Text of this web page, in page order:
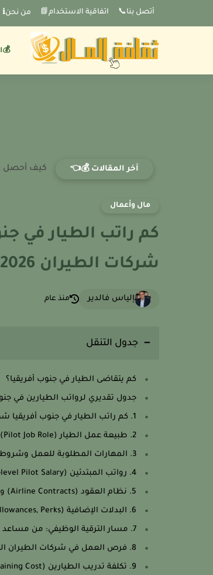
أتصل بنا📞 اتفاقية الاستخدام📘 من نحنℹ️
آخر المقالات 💰👈 كيف أحصل
مال وأعمال
كم راتب الطيار في
شركات الطيران 2026
إلياس فالدير منذ عام
جدول التنقل
كم يتقاضى الطيار في جنوب أفريقيا؟
جدول تقديري لرواتب الطيارين في
1. كم راتب الطيار في جنوب أفريقيا شهرياً وسنوياً؟ تحليل الدخل الشامل.
2. طبيعة عمل الطيار (Pilot Job Role) والمسؤوليات القيادية في جنوب أفريقيا.
3. المهارات المطلوبة للعمل وشروط القبول في شركات الطيران الجنوب أفريقية.
4. رواتب المبتدئين (Entry-level Pilot Salary) وتحديات البداية المهنية.
5. نظام العقود (Airline Contracts) والمزايا والبدلات المالية (Flight Allowances).
6. البدلات الإضافية (Travel benefits, Allowances, Perks) وكيفية احتسابها.
7. مسار الترقية الوظيفي: من مساعد طيار إلى طيار (Captain Progression Path) والزيادة المالية.
8. فرص العمل في شركات الطيران العالمية والانطلاق من الخبرة المحلية.
9. تكلفة تدريب الطيارين (Pilot Training Cost) والعائد على الاستثمار (ROI).